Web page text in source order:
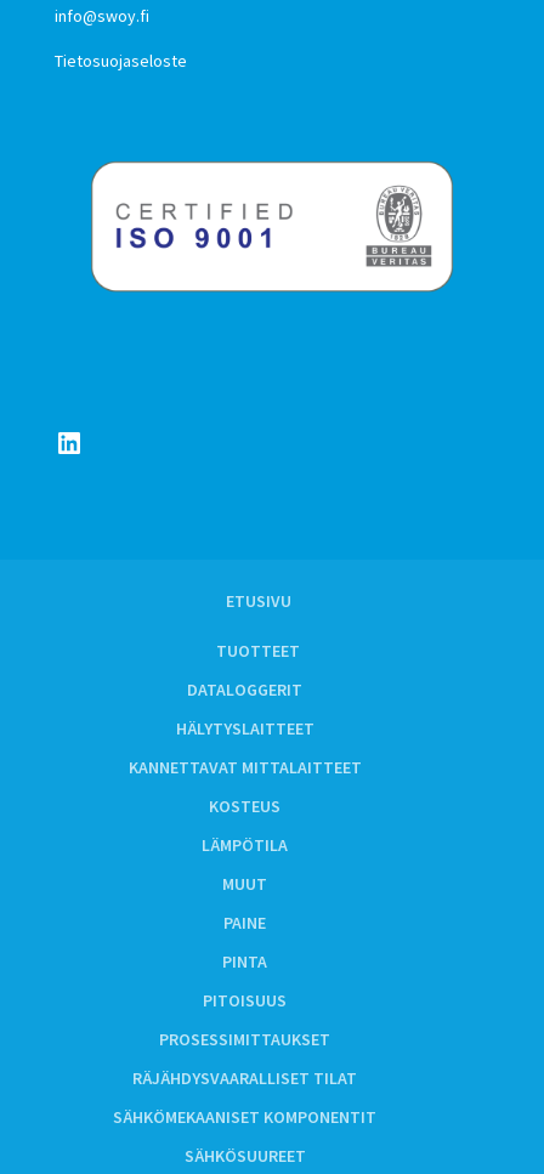
info@swoy.fi
Tietosuojaseloste
LinkedIn
ETUSIVU
TUOTTEET
DATALOGGERIT
HÄLYTYSLAITTEET
KANNETTAVAT MITTALAITTEET
KOSTEUS
LÄMPÖTILA
MUUT
PAINE
PINTA
PITOISUUS
PROSESSIMITTAUKSET
RÄJÄHDYSVAARALLISET TILAT
SÄHKÖMEKAANISET KOMPONENTIT
SÄHKÖSUUREET